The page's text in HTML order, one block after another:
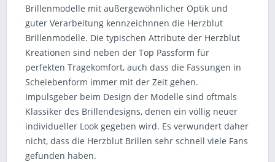
Brillenmodelle mit außergewöhnlicher Optik und
guter Verarbeitung kennzeichnnen die Herzblut
Brillenmodelle. Die typischen Attribute der Herzblut
Kreationen sind neben der Top Passform für
perfekten Tragekomfort, auch dass die Fassungen in
Scheiebenform immer mit der Zeit gehen.
Impulsgeber beim Design der Modelle sind oftmals
Klassiker des Brillendesigns, denen ein völlig neuer
individueller Look gegeben wird. Es verwundert daher
nicht, dass die Herzblut Brillen sehr schnell viele Fans
gefunden haben.